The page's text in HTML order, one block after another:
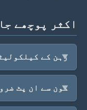
اکثر پوچھے
رہن کے
کون سے ان پٹ